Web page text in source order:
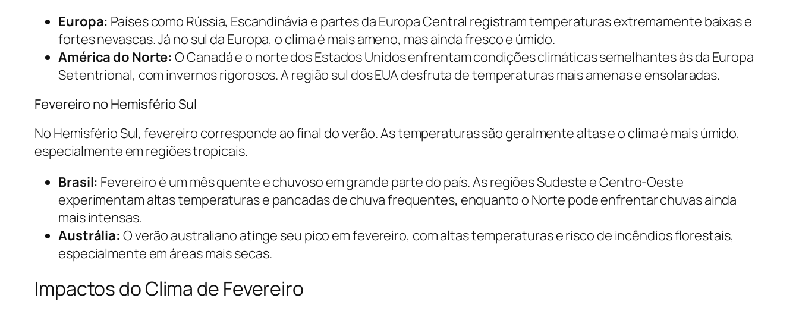
Europa: Países como Rússia, Escandinávia e partes da Europa Central registram temperaturas extremamente baixas e
fortes nevascas. Já no sul da Europa, o clima é mais ameno, mas ainda fresco e úmido.
América do Norte: O Canadá e o norte dos Estados Unidos enfrentam condições climáticas semelhantes às da Europa
Setentrional, com invernos rigorosos. A região sul dos EUA desfruta de temperaturas mais amenas e ensolaradas.
Fevereiro no Hemisfério Sul
No Hemisfério Sul, fevereiro corresponde ao final do verão. As temperaturas são geralmente altas e o clima é mais úmido,
especialmente em regiões tropicais.
Brasil: Fevereiro é um mês quente e chuvoso em grande parte do país. As regiões Sudeste e Centro-Oeste
experimentam altas temperaturas e pancadas de chuva frequentes, enquanto o Norte pode enfrentar chuvas ainda
mais intensas.
Austrália: O verão australiano atinge seu pico em fevereiro, com altas temperaturas e risco de incêndios florestais,
especialmente em áreas mais secas.
Impactos do Clima de Fevereiro